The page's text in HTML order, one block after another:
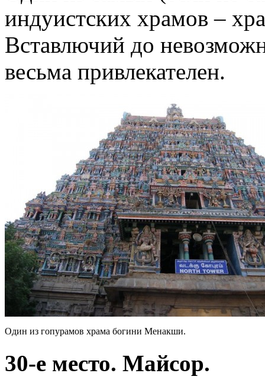
индуистских храмов –
Вставлючий до
весьма привлекателен.
Один из гопурамов храма богини Менакши.
30-е место. Майсор.